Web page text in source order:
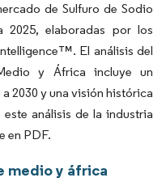
de Sulfuro de Sodio
elaboradas por los
El análisis del
y África incluye un
2030 y una visión histórica
análisis de la industria
en PDF.
medio y áfrica